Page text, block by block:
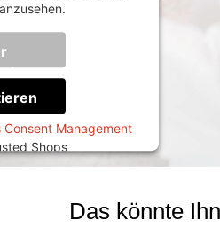
Consent Management
Shops
Das könnte